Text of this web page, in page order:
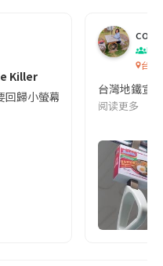
Killer
回歸小螢幕啦!這次的劇本改編
co
吹
台灣
台灣地鐵宣
阅读更多